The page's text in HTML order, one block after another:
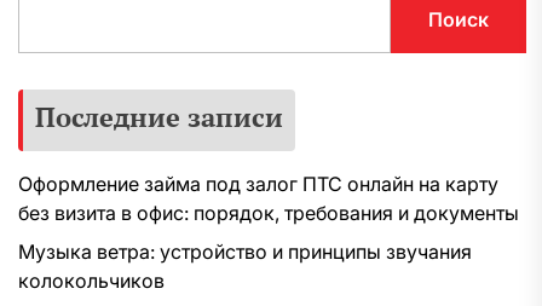
Поиск
Последние записи
Оформление займа под залог ПТС онлайн на карту
без визита в офис: порядок, требования и документы
Музыка ветра: устройство и принципы звучания
колокольчиков